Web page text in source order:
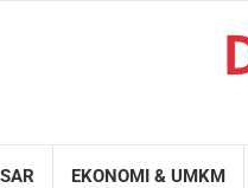
EKONOMI & UMKM